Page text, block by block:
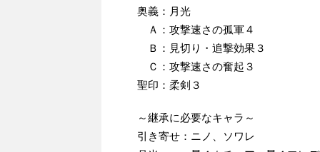
奥義：月光
Ａ：攻撃速さの孤軍４
Ｂ：見切り・追撃効果３
Ｃ：攻撃速さの奮起３
聖印：柔剣３
～継承に必要なキャラ～
引き寄せ：ニノ、ソワレ